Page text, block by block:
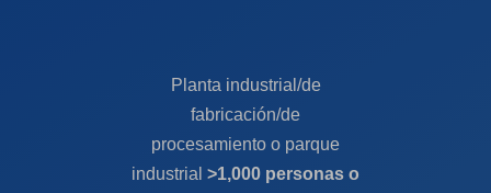
Planta industrial/de
fabricación/de
procesamiento o parque
industrial >1,000 personas o